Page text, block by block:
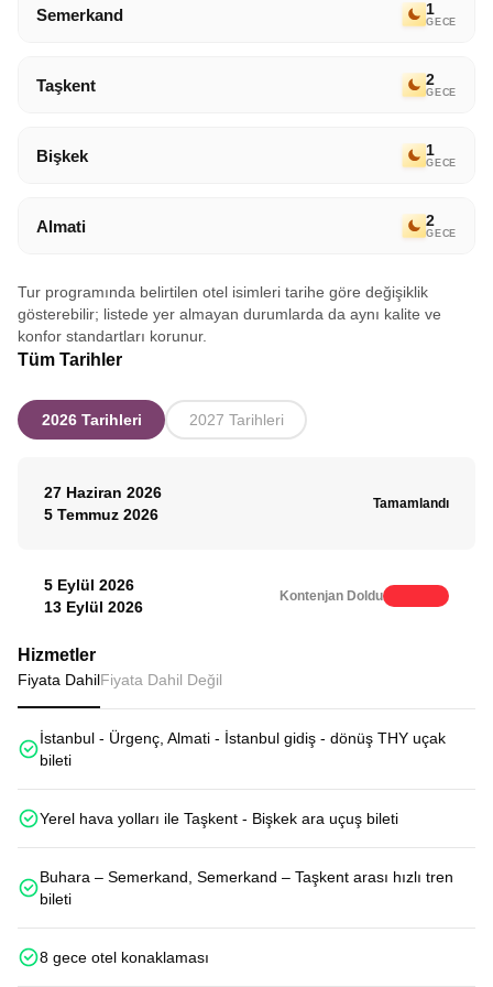
Semerkand 1
GECE
Taşkent 2
GECE
Bişkek 1
GECE
Almati 2
GECE
Tur programında belirtilen otel isimleri tarihe göre değişiklik
gösterebilir; listede yer almayan durumlarda da aynı kalite ve
konfor standartları korunur.
Tüm Tarihler
2026 Tarihleri 2027 Tarihleri
27 Haziran 2026
5 Temmuz 2026
Tamamlandı
5 Eylül 2026
13 Eylül 2026
Kontenjan Doldu
Hizmetler
Fiyata DahilFiyata Dahil Değil
İstanbul - Ürgenç, Almati - İstanbul gidiş - dönüş THY uçak
bileti
Yerel hava yolları ile Taşkent - Bişkek ara uçuş bileti
Buhara – Semerkand, Semerkand – Taşkent arası hızlı tren
bileti
8 gece otel konaklaması